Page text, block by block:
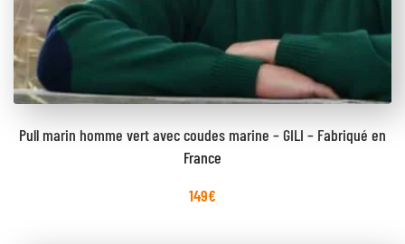
Pull marin homme vert avec coudes marine – GILI – Fabriqué en
France
149€